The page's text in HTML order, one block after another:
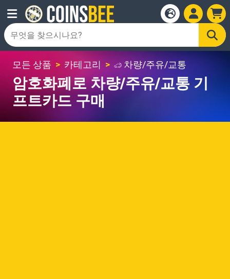
모든 상품 카테고리 차량/주유/교통
암호화폐로 차량/주유/교통 기
프트카드 구매